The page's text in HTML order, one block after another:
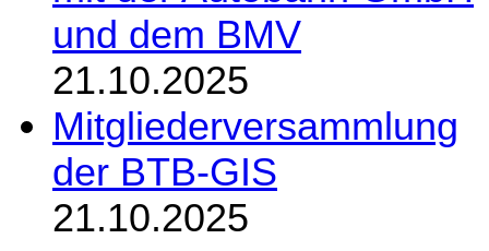
und dem BMV
21.10.2025
Mitgliederversammlung
der BTB-GIS
21.10.2025